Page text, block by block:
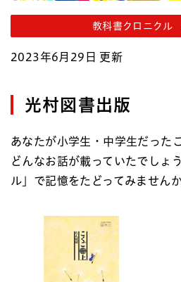
教科書クロニクル
2023年6月29日 更新
光村図書出版
あなたが小学生・中学生だった
どんなお話が載っていたでしょ
ル」で記憶をたどってみませんか